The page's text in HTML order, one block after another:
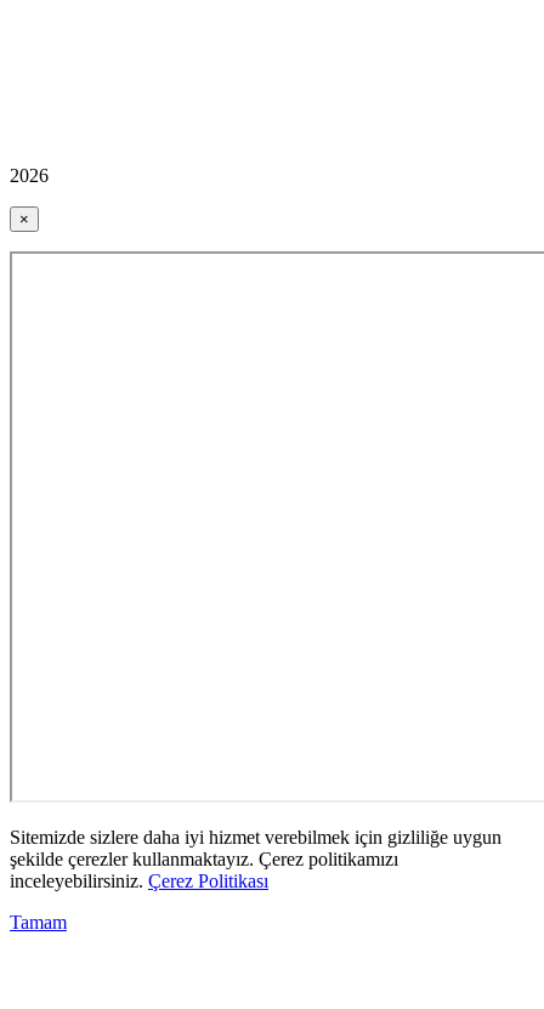
2026
×
Sitemizde sizlere daha iyi hizmet verebilmek için gizliliğe uygun
şekilde çerezler kullanmaktayız. Çerez politikamızı
inceleyebilirsiniz. Çerez Politikası
Tamam